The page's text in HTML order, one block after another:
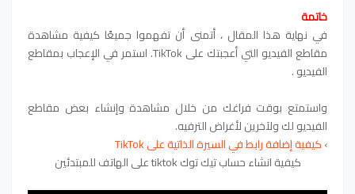
خاتمة
في نهاية هذا المقال ، أتمنى أن تفهموا جميعًا كيفية مشاهدة
مقاطع الفيديو التي أعجبتك على TikTok. استمر في الإعجاب بمقاطع
الفيديو .
واستمتع بوقت فراغك من خلال مشاهدة وإنشاء بعض مقاطع
الفيديو لك ولآخرين لأغراض الترفيه.
›كيفية إضافة رابط في السيرة الذاتية على TikTok
كيفية انشاء حساب تيك توك tiktok على الهاتف للمبتدئين